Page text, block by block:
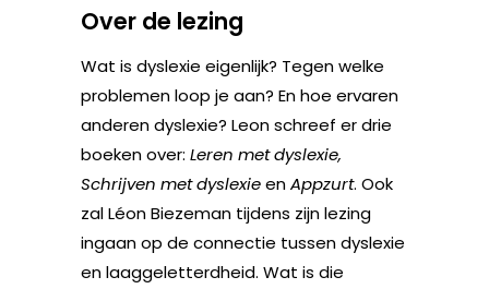
Over de lezing
Wat is dyslexie eigenlijk? Tegen welke
problemen loop je aan? En hoe ervaren
anderen dyslexie? Leon schreef er drie
boeken over: Leren met dyslexie,
Schrijven met dyslexieenAppzurt. Ook
zal Léon Biezeman tijdens zijn lezing
ingaan op de connectie tussen dyslexie
en laaggeletterdheid. Wat is die